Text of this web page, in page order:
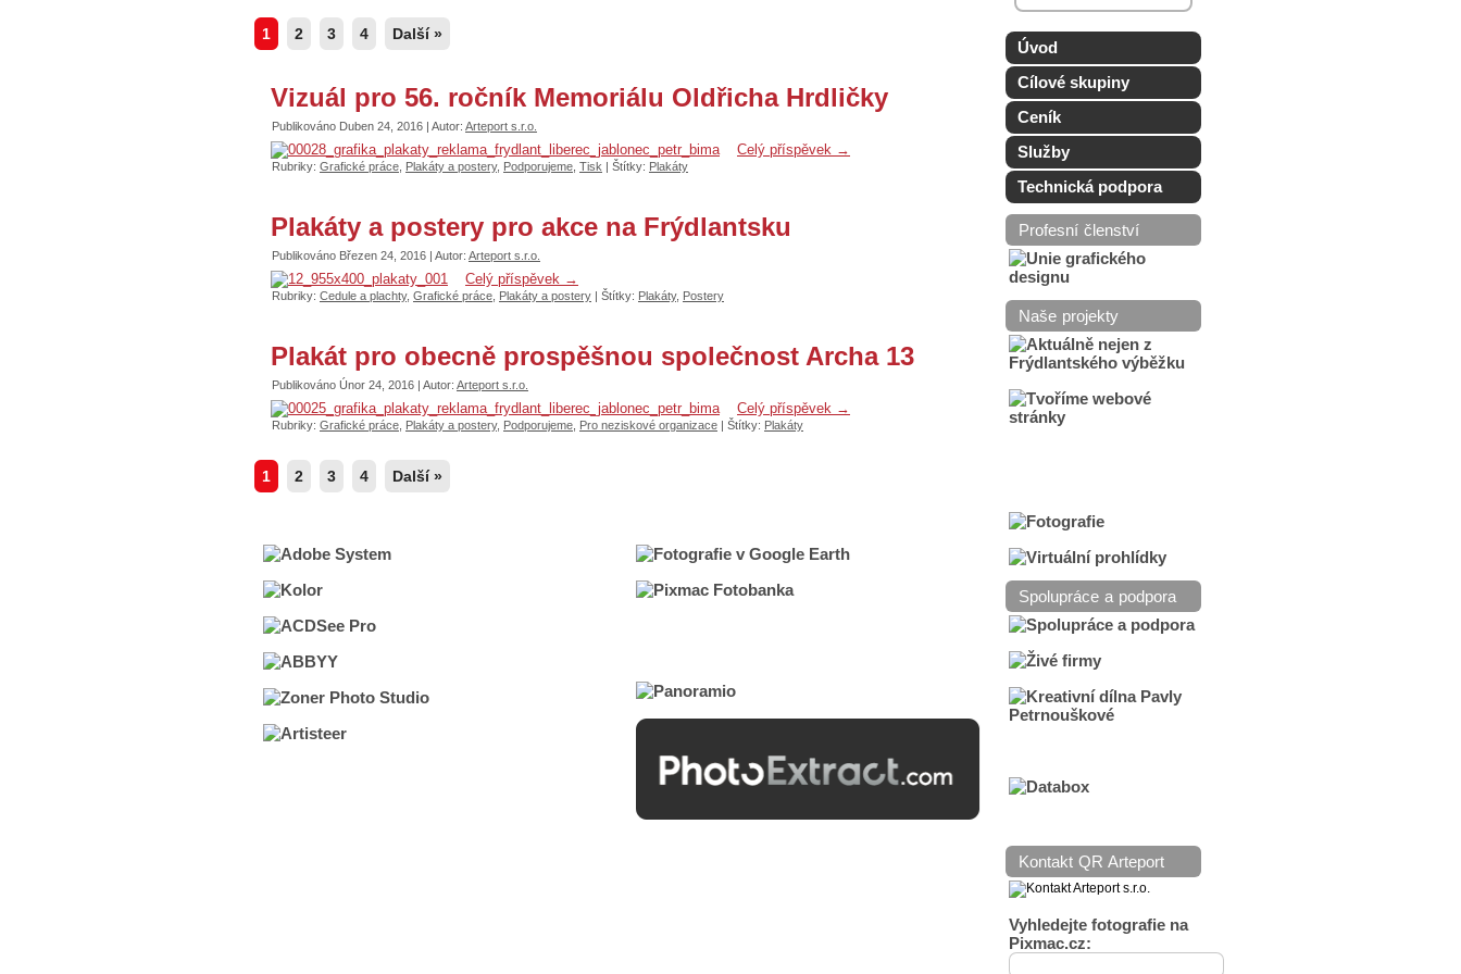
1 2 3 4 Další »
Vizuál pro 56. ročník Memoriálu Oldřicha Hrdličky
Publikováno Duben 24, 2016 | Autor: Arteport s.r.o.
Celý příspěvek →
Rubriky: Grafické práce Plakáty a postery, Podporujeme Tisk | Štítky: Plakáty
Plakáty a postery pro akce na Frýdlantsku
Publikováno Březen 24, 2016 | Autor: Arteport s.r.o.
Celý příspěvek →
Rubriky: Cedule a plachty, Grafické práce Plakáty a postery | Štítky: Plakáty, Postery
Plakát pro obecně prospěšnou společnost Archa 13
Publikováno Únor 24, 2016 | Autor: Arteport s.r.o.
Celý příspěvek →
Rubriky: Grafické práce Plakáty a postery, Podporujeme Pro neziskové organizace | Štítky: Plakáty
1 2 3 4 Další »
Úvod
Cílové skupiny
Ceník
Služby
Technická podpora
Profesní členství
Naše projekty
Spolupráce a podpora
Kontakt QR Arteport
Vyhledejte fotografie na
Pixmac.cz: